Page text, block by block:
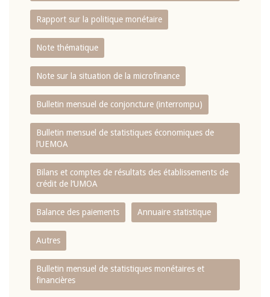
Rapport sur la politique monétaire
Note thématique
Note sur la situation de la microfinance
Bulletin mensuel de conjoncture (interrompu)
Bulletin mensuel de statistiques économiques de
l‘UEMOA
Bilans et comptes de résultats des établissements de
crédit de l‘UMOA
Balance des paiements Annuaire statistique
Autres
Bulletin mensuel de statistiques monétaires et
financières